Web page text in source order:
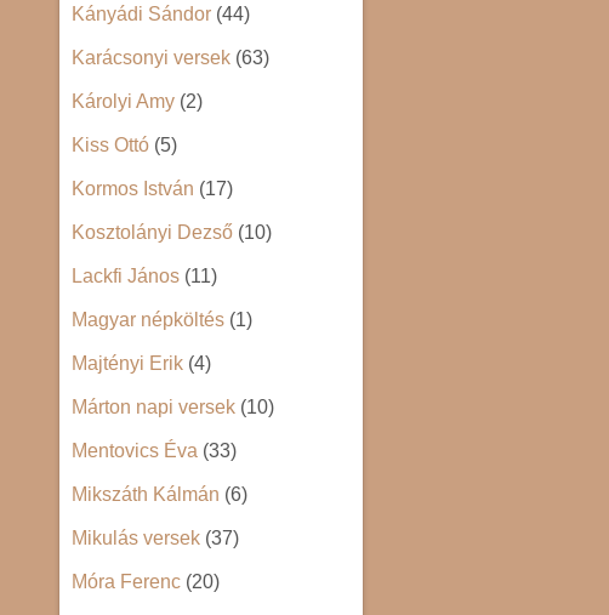
Kányádi Sándor (44)
Karácsonyi versek (63)
Károlyi Amy (2)
Kiss Ottó (5)
Kormos István (17)
Kosztolányi Dezső (10)
Lackfi János (11)
Magyar népköltés (1)
Majtényi Erik (4)
Márton napi versek (10)
Mentovics Éva (33)
Mikszáth Kálmán (6)
Mikulás versek (37)
Móra Ferenc (20)